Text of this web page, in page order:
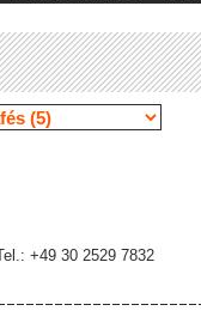
+49 30 2529 7832